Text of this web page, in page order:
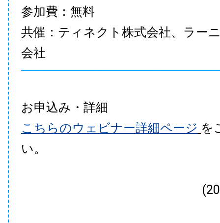
参加費：無料
共催：ティネクト株式会社、ラー
会社
お申込み・詳細
こちらのウェビナー詳細ページ を
い。